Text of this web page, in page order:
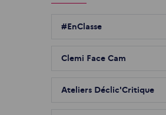
#EnClasse
Clemi Face Cam
Ateliers Déclic'Critique